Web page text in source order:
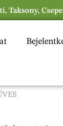
Taksony,